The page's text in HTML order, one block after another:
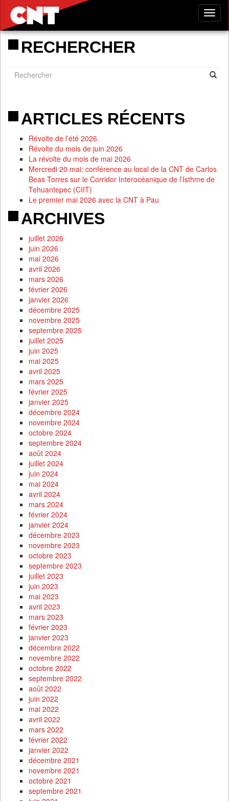
RECHERCHER
ARTICLES RÉCENTS
Révolte de l’été 2026.
Révolte du mois de juin 2026
La révolte du mois de mai 2026
Mercredi 20 mai: conférence au local de la CNT de Carlos
Beas Torres sur le Corridor Interocéanique de l’Isthme de
Tehuantepec (CIIT)
Le premier mai 2026 avec la CNT à Pau
ARCHIVES
juillet 2026
juin 2026
mai 2026
avril 2026
mars 2026
février 2026
janvier 2026
décembre 2025
novembre 2025
septembre 2025
juillet 2025
juin 2025
mai 2025
avril 2025
mars 2025
février 2025
janvier 2025
décembre 2024
novembre 2024
octobre 2024
septembre 2024
août 2024
juillet 2024
juin 2024
mai 2024
avril 2024
mars 2024
février 2024
janvier 2024
décembre 2023
novembre 2023
octobre 2023
septembre 2023
juillet 2023
juin 2023
mai 2023
avril 2023
mars 2023
février 2023
janvier 2023
décembre 2022
novembre 2022
octobre 2022
septembre 2022
août 2022
juin 2022
mai 2022
avril 2022
mars 2022
février 2022
janvier 2022
décembre 2021
novembre 2021
octobre 2021
septembre 2021